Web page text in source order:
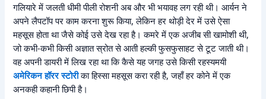
गलियारे में जलती धीमी पीली रोशनी अब और भी भयावह लग रही थी। आर्यन ने
अपने लैपटॉप पर काम करना शुरू किया, लेकिन हर थोड़ी देर में उसे ऐसा
महसूस होता था जैसे कोई उसे देख रहा है। कमरे में एक अजीब सी खामोशी थी,
जो कभी-कभी किसी अज्ञात स्रोत से आती हल्की फुसफुसाहट से टूट जाती थी।
वह अपनी डायरी में लिख रहा था कि कैसे यह जगह उसे किसी रहस्यमयी
अमेरिकन हॉरर स्टोरीका हिस्सा महसूस करा रही है, जहाँ हर कोने में एक
अनकही कहानी छिपी है।